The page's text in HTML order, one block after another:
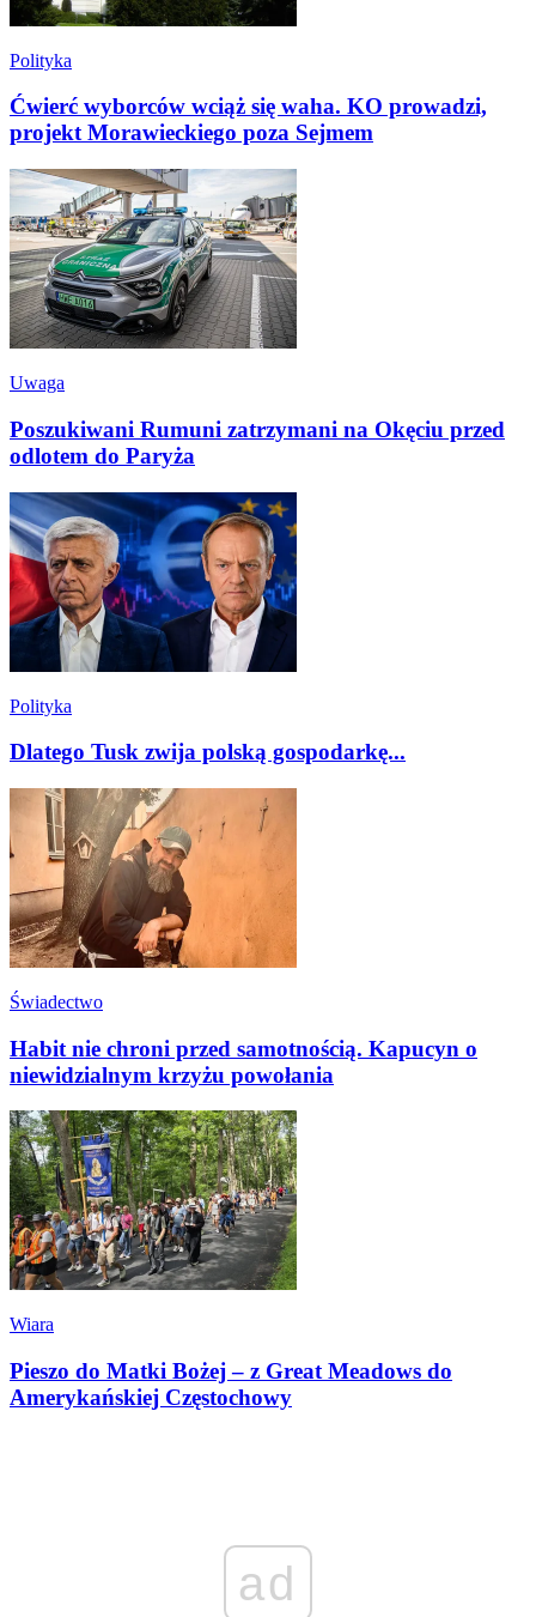
Polityka
Ćwierć wyborców wciąż się waha. KO prowadzi,
projekt Morawieckiego poza Sejmem
Uwaga
Poszukiwani Rumuni zatrzymani na Okęciu przed
odlotem do Paryża
Polityka
Dlatego Tusk zwija polską gospodarkę...
Świadectwo
Habit nie chroni przed samotnością. Kapucyn o
niewidzialnym krzyżu powołania
Wiara
Pieszo do Matki Bożej – z Great Meadows do
Amerykańskiej Częstochowy
ad